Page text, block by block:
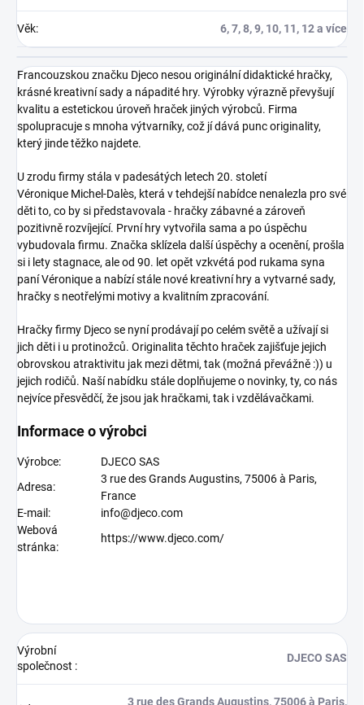
Věk: 6, 7, 8, 9, 10, 11, 12 a více
Francouzskou značku Djeco nesou originální didaktické hračky,
krásné kreativní sady a nápadité hry. Výrobky výrazně převyšují
kvalitu a estetickou úroveň hraček jiných výrobců. Firma
spolupracuje s mnoha výtvarníky, což jí dává punc originality,
který jinde těžko najdete.
U zrodu firmy stála v padesátých letech 20. století
Véronique Michel-Dalès, která v tehdejší nabídce nenalezla pro své
děti to, co by si představovala - hračky zábavné a zároveň
pozitivně rozvíjející. První hry vytvořila sama a po úspěchu
vybudovala firmu. Značka sklízela další úspěchy a ocenění, prošla
si i lety stagnace, ale od 90. let opět vzkvétá pod rukama syna
paní Véronique a nabízí stále nové kreativní hry a vytvarné sady,
hračky s neotřelými motivy a kvalitním zpracování.
Hračky firmy Djecose nyní prodávají po celém světě a užívají si
jich děti i u protinožců. Originalita těchto hraček zajišťuje jejich
obrovskou atraktivitu jak mezi dětmi, tak (možná převážně :)) u
jejich rodičů. Naší nabídku stále doplňujeme o novinky, ty, co nás
nejvíce přesvědčí, že jsou jak hračkami, tak i vzdělávačkami.
Informace o výrobci
Výrobce:
DJECO SAS
Adresa:
3 rue des Grands Augustins, 75006 à Paris,
France
E-mail:
info@djeco.com
Webová
stránka:
https://www.djeco.com/
Výrobní
společnost :
DJECO SAS
3 rue des Grands Augustins, 75006 à Paris,